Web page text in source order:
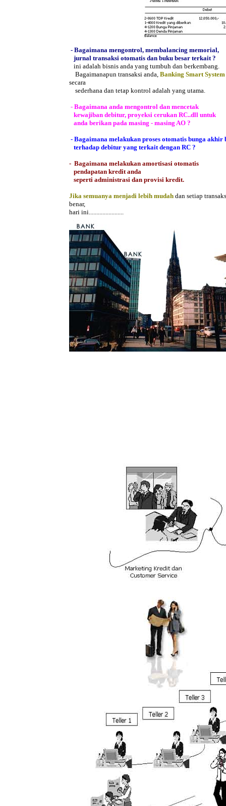
- Bagaimana mengontrol, membalancing memorial,
jurnal transaksi otomatis dan buku besar terkait ?
ini adalah bisnis anda yang tumbuh dan berkembang.
Bagaimanapun transaksi anda, Banking Smart System
secara
sederhana dan tetap kontrol adalah yang utama.
- Bagaimana anda mengontrol dan mencetak
kewajiban debitur, proyeksi cerukan RC..dll untuk
anda berikan pada masing - masing AO ?
- Bagaimana melakukan proses otomatis bunga akhir
terhadap debitur yang terkait dengan RC ?
- Bagaimana melakukan amortisasi otomatis
pendapatan kredit anda
seperti administrasi dan provisi kredit.
Jika semuanya menjadi lebih mudah dan setiap
benar,
hari ini.......................